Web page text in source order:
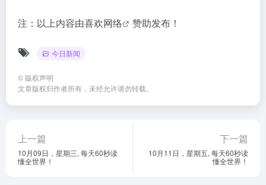
注：以上内容由喜欢网络 赞助发布！
今日新闻
© 版权声明
文章版权归作者所有，未经允许请勿转载。
上一篇
10月09日，星期三, 每天60秒读
懂全世界！
下一篇
10月11日，星期五, 每天60秒读
懂全世界！